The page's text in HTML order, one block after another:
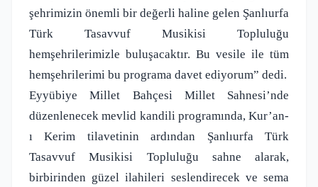
şehrimizin önemli bir değerli haline gelen Şanlıurfa
Türk Tasavvuf Musikisi Topluluğu
hemşehrilerimizle buluşacaktır. Bu vesile ile tüm
hemşehrilerimi bu programa davet ediyorum” dedi.
Eyyübiye Millet Bahçesi Millet Sahnesi’nde
düzenlenecek mevlid kandili programında, Kur’an-
ı Kerim tilavetinin ardından Şanlıurfa Türk
Tasavvuf Musikisi Topluluğu sahne alarak,
birbirinden güzel ilahileri seslendirecek ve sema